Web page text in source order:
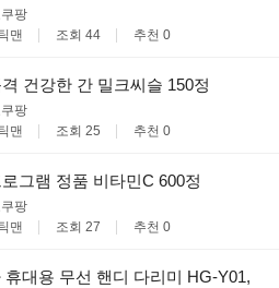
쿠팡
맨 조회 44 추천 0
건강한 간 밀크씨슬 150정
쿠팡
맨 조회 25 추천 0
그램 정품 비타민C 600정
쿠팡
맨 조회 27 추천 0
휴대용 무선 핸디 다리미 HG-Y01,